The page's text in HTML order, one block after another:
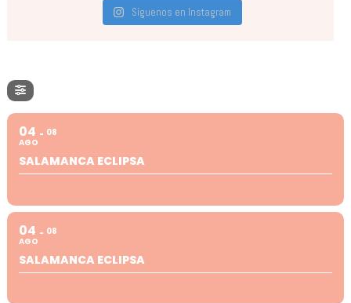
Síguenos en Instagram
04
AGO
08
SALAMANCA ECLIPSA
04
AGO
08
SALAMANCA ECLIPSA